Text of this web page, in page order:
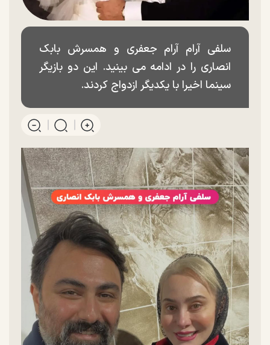
سلفی آرام آرام جعفری و همسرش بابک
انصاری را در ادامه می بینید. این دو بازیگر
سینما اخیرا با یکدیگر ازدواج کردند.